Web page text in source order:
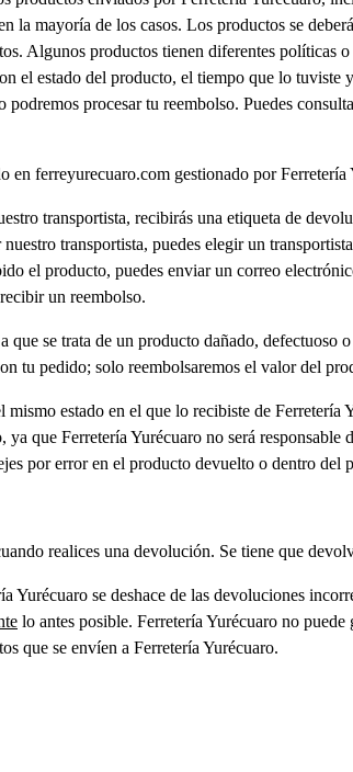
la mayoría de los casos. Los productos se
Algunos productos tienen diferentes políticas
el estado del producto, el tiempo que lo
procesar tu reembolso. Puedes
ferreyurecuaro.com gestionado por Ferretería
transportista, recibirás una etiqueta de
transportista, puedes elegir un
el producto, puedes enviar un correo
un reembolso.
se trata de un producto dañado,
tu pedido; solo reembolsaremos el valor del
estado en el que lo recibiste de
ya que Ferretería Yurécuaro no será
por error en el producto devuelto o dentro del
realices una devolución. Se tiene que
Yurécuaro se deshace de las devoluciones
lo antes posible. Ferretería Yurécuaro no
que se envíen a Ferretería Yurécuaro.